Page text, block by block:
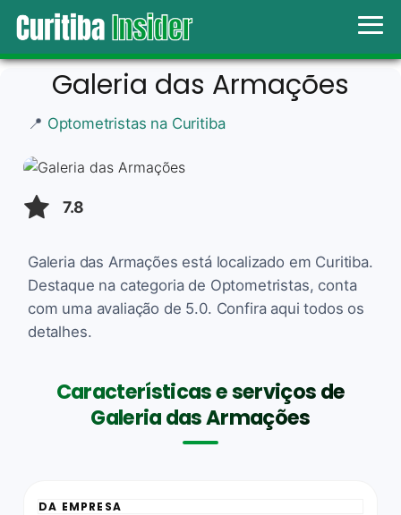
Galeria das Armações
📍 Optometristas na Curitiba
7.8
Galeria das Armações está localizado em Curitiba.
Destaque na categoria de Optometristas, conta
com uma avaliação de 5.0. Confira aqui todos os
detalhes.
Características e serviços de
Galeria das Armações
DA EMPRESA